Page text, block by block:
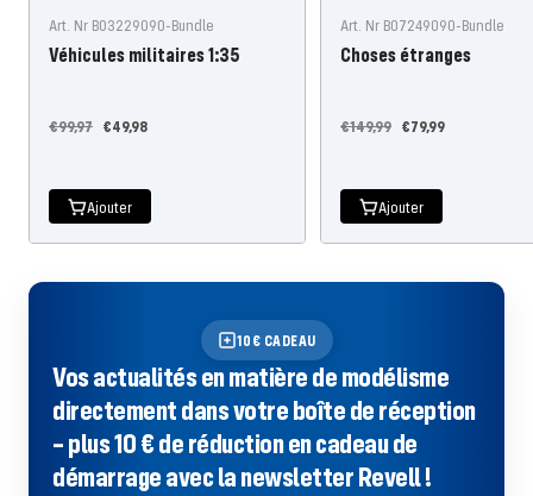
Art. Nr B03229090-Bundle
Véhicules militaires 1:35
Prix
€49,98
Prix
€99,97
Ajouter
Art. Nr B07249090-Bundle
Choses étranges
Prix
€79,99
Prix
€149,99
Ajouter
10€ CADEAU
Vos actualités en matière de modélisme
directement dans votre boîte de réception
– plus 10 € de réduction en cadeau de
démarrage avec la newsletter Revell !